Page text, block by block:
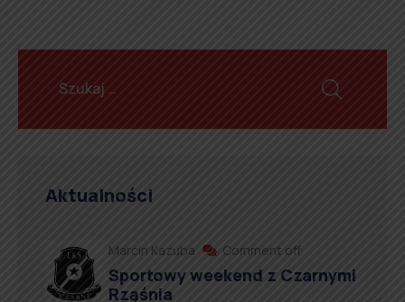
Aktualności
Marcin Kazuba Comment off
Sportowy weekend z Czarnymi
Rząśnia